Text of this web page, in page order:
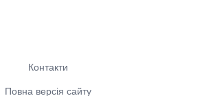
Контакти
Повна версія сайту